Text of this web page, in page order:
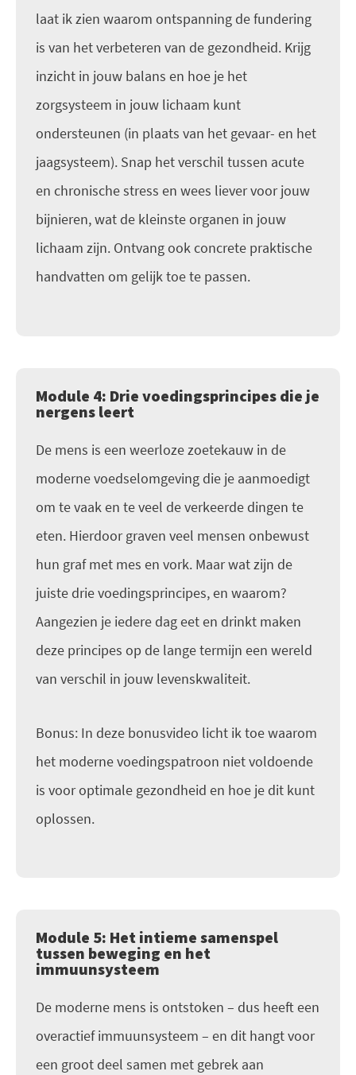
laat ik zien waarom ontspanning de fundering
is van het verbeteren van de gezondheid. Krijg
inzicht in jouw balans en hoe je het
zorgsysteem in jouw lichaam kunt
ondersteunen (in plaats van het gevaar- en het
jaagsysteem). Snap het verschil tussen acute
en chronische stress en wees liever voor jouw
bijnieren, wat de kleinste organen in jouw
lichaam zijn. Ontvang ook concrete praktische
handvatten om gelijk toe te passen.
Module 4: Drie voedingsprincipes die je
nergens leert
De mens is een weerloze zoetekauw in de
moderne voedselomgeving die je aanmoedigt
om te vaak en te veel de verkeerde dingen te
eten. Hierdoor graven veel mensen onbewust
hun graf met mes en vork. Maar wat zijn de
juiste drie voedingsprincipes, en waarom?
Aangezien je iedere dag eet en drinkt maken
deze principes op de lange termijn een wereld
van verschil in jouw levenskwaliteit.
Bonus: In deze bonusvideo licht ik toe waarom
het moderne voedingspatroon niet voldoende
is voor optimale gezondheid en hoe je dit kunt
oplossen.
Module 5: Het intieme samenspel
tussen beweging en het
immuunsysteem
De moderne mens is ontstoken – dus heeft een
overactief immuunsysteem – en dit hangt voor
een groot deel samen met gebrek aan